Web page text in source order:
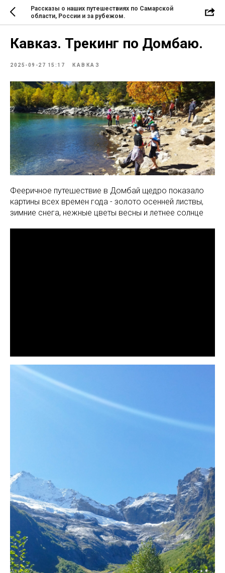
Рассказы о наших путешествиях по Самарской
области, России и за рубежом.
Кавказ. Трекинг по Домбаю.
2025-09-27 15:17 КАВКАЗ
Фееричное путешествие в Домбай щедро показало
картины всех времен года - золото осенней листвы,
зимние снега, нежные цветы весны и летнее солнце